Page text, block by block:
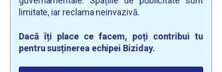
limitate, iar reclama neinvazivă.
Dacă îți place ce facem, poți contribui tu
pentru susținerea echipei Biziday.